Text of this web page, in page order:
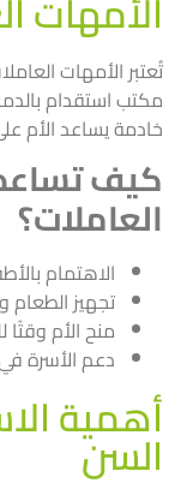
تُعتبر الأمهات
مكتب استقدام
خادمة يساعد الأم
كيف تساعد
العاملات؟
الاهتمام
تجهيز الطعام
منح الأم وقتًا
دعم الأسرة في
أهمية
السن